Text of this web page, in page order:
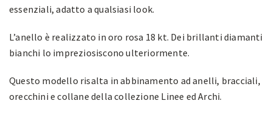
essenziali, adatto a qualsiasi look.
L’anello è realizzato in oro rosa 18 kt. Dei brillanti diamanti
bianchi lo impreziosiscono ulteriormente.
Questo modello risalta in abbinamento ad anelli, bracciali,
orecchini e collane della collezione Linee ed Archi.